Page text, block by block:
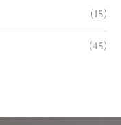
(15)
(45)